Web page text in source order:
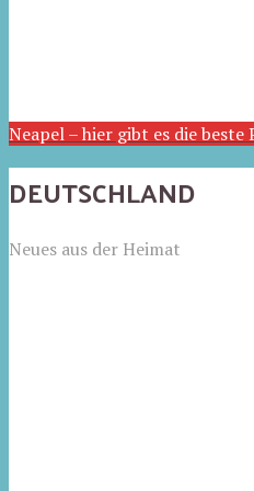
Neapel – hier gibt es die beste
DEUTSCHLAND
Neues aus der Heimat